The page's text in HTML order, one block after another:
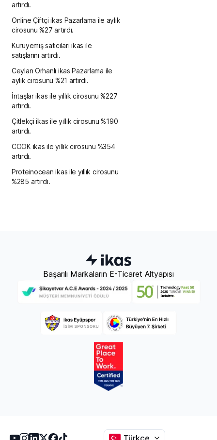
artırdı.
Online Çiftçi ikas Pazarlama ile aylık
cirosunu %27 artırdı.
Kuruyemiş satıcıları ikas ile
satışlarını artırdı.
Ceylan Orhanlı ikas Pazarlama ile
aylık cirosunu %21 artırdı.
İntaşlar ikas ile yıllık cirosunu %227
artırdı.
Çitlekçi ikas ile yıllık cirosunu %190
artırdı.
COOK ikas ile yıllık cirosunu %354
artırdı.
Proteinocean ikas ile yıllık cirosunu
%285 artırdı.
Başarılı Markaların E-Ticaret Altyapısı
Türkçe